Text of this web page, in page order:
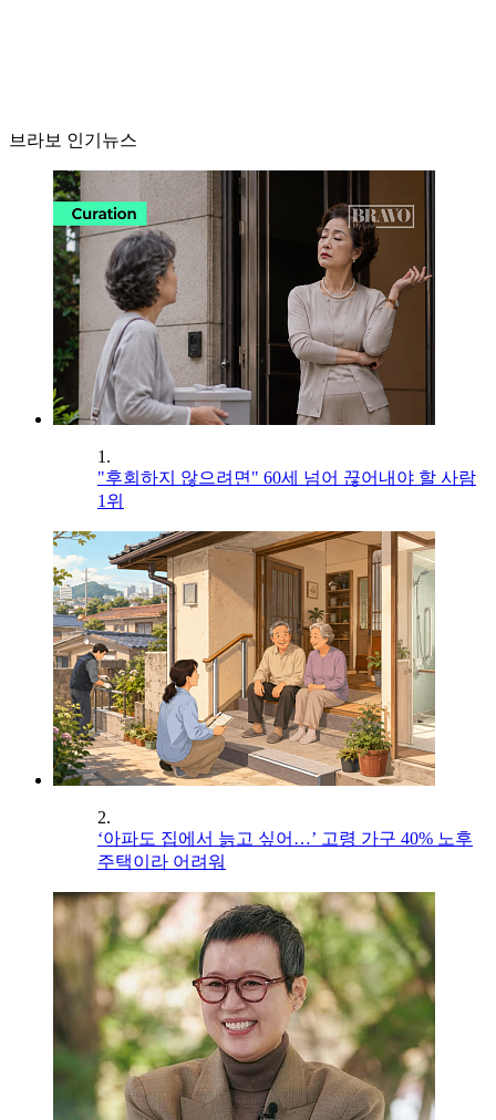
브라보 인기뉴스
1.
"후회하지 않으려면" 60세 넘어 끊어내야 할 사람
1위
2.
‘아파도 집에서 늙고 싶어…’ 고령 가구 40% 노후
주택이라 어려워